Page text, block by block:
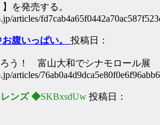
を発売する。
articles/
腹いっぱい。 投稿日：
う！ 富山大和でシナモロール展
articles/
レンズ ◆SKBxsdUw 投稿日：